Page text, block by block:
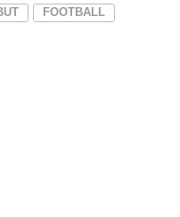
FOOTBALL